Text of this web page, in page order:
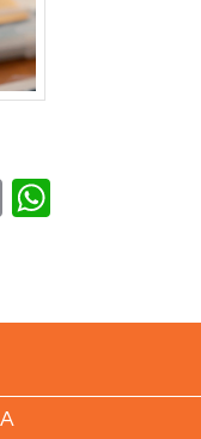
EmailWhatsApp